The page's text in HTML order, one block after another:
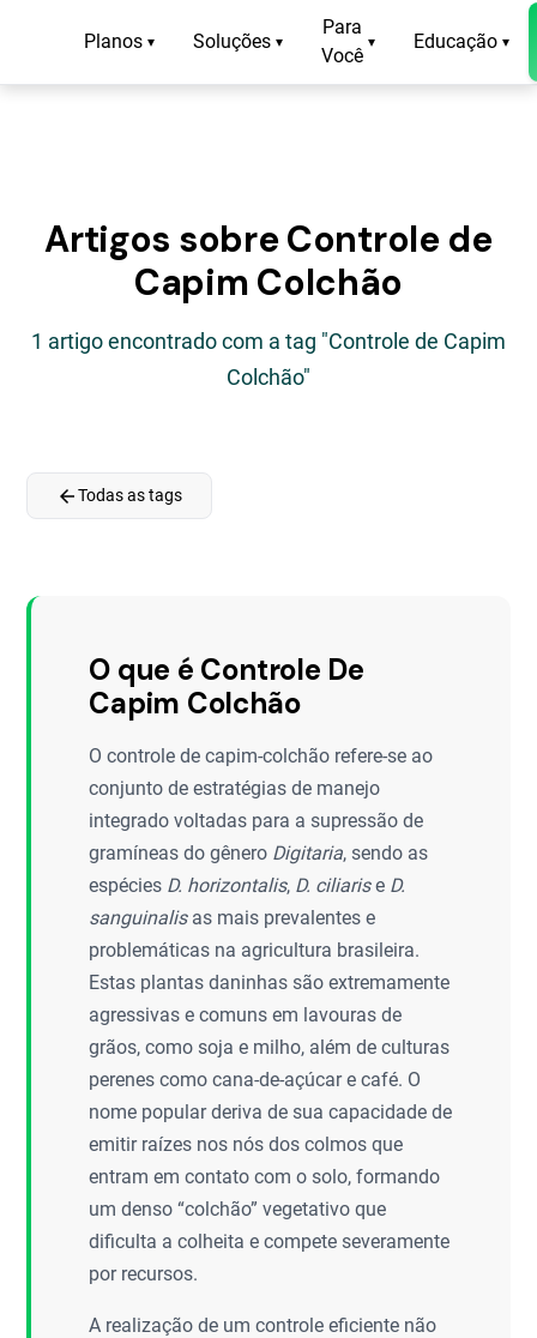
Planos ▾ Soluções ▾
Para
Você
▾ Educação ▾
Artigos sobre Controle de
Capim Colchão
1 artigo encontrado com a tag "Controle de Capim
Colchão"
arrow_backTodas as tags
O que é Controle De
Capim Colchão
O controle de capim-colchão refere-se ao
conjunto de estratégias de manejo
integrado voltadas para a supressão de
gramíneas do gênero Digitaria, sendo as
espécies D. horizontalis, D. ciliarise D.
sanguinalisas mais prevalentes e
problemáticas na agricultura brasileira.
Estas plantas daninhas são extremamente
agressivas e comuns em lavouras de
grãos, como soja e milho, além de culturas
perenes como cana-de-açúcar e café. O
nome popular deriva de sua capacidade de
emitir raízes nos nós dos colmos que
entram em contato com o solo, formando
um denso “colchão” vegetativo que
dificulta a colheita e compete severamente
por recursos.
A realização de um controle eficiente não